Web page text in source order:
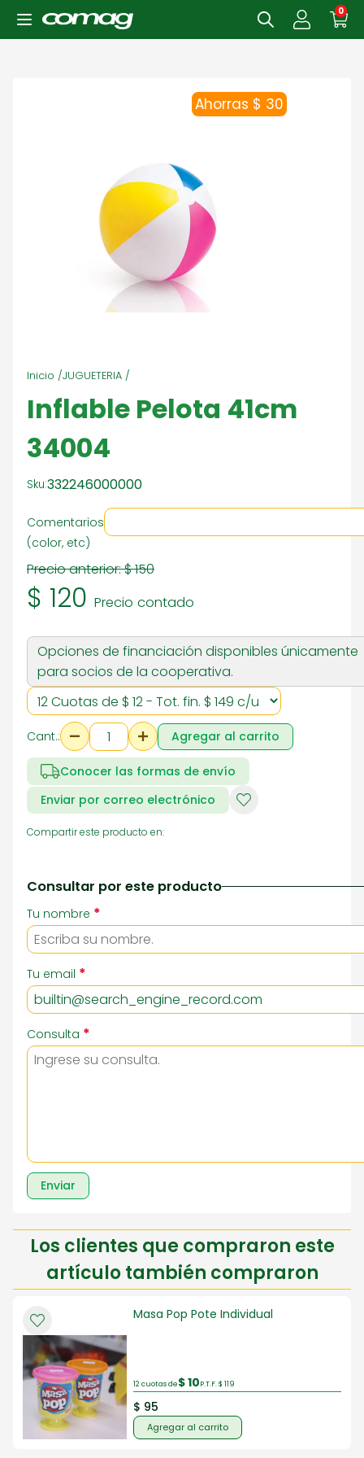
0
Ahorras $ 30
Inicio /JUGUETERIA /
Inflable Pelota 41cm
34004
Sku:332246000000
Comentarios
(color, etc)
Precio anterior:$ 150
$ 120 Precio contado
Opciones de financiación disponibles únicamente
para socios de la cooperativa.
Cant.: Agregar al carrito
Conocer las formas de envío
Enviar por correo electrónico
Compartir este producto en:
Consultar por este producto
Tu nombre *
Tu email *
Consulta *
Enviar
Los clientes que compraron este
artículo también compraron
Masa Pop Pote Individual
12 cuotas de$ 10P.T.F. $ 119
$ 95
Agregar al carrito